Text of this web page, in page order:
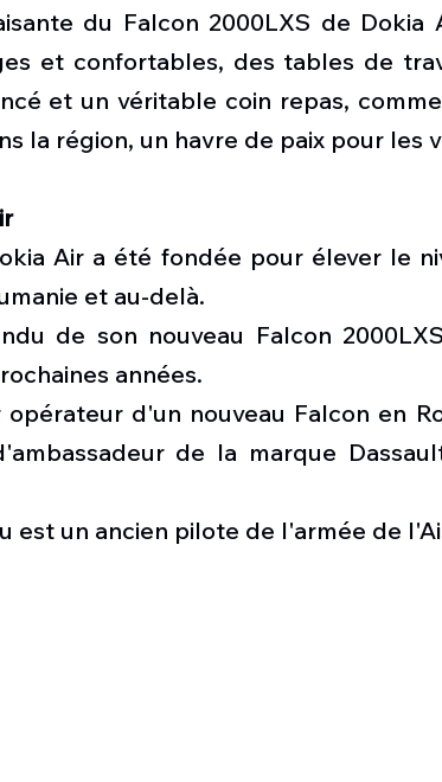
du Falcon 2000LXS de Dokia
et confortables, des tables de
et un véritable coin repas,
la région, un havre de paix pour les
Air a été fondée pour élever le
et au-delà.
de son nouveau Falcon
années.
d'un nouveau Falcon en
de la marque
est un ancien pilote de l'armée de